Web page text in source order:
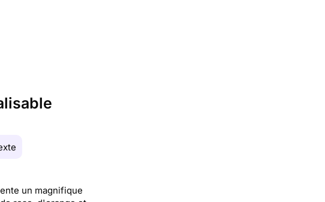
un magnifique